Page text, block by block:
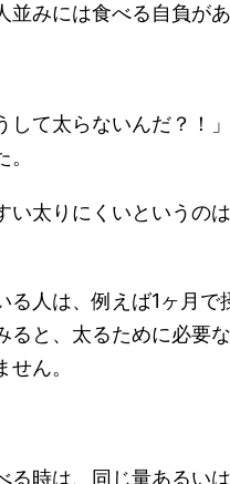
並みには食べる自負があ
して太らないんだ？！
い太りにくいというの
る人は、例えば1ヶ月で
ると、太るために必要
ん。
る時は、同じ量あるい